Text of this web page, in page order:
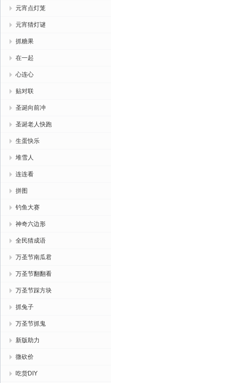
元宵点灯笼
元宵猜灯谜
抓糖果
在一起
心连心
贴对联
圣诞向前冲
圣诞老人快跑
生蛋快乐
堆雪人
连连看
拼图
钓鱼大赛
神奇六边形
全民猜成语
万圣节南瓜君
万圣节翻翻看
万圣节踩方块
抓兔子
万圣节抓鬼
新版助力
微砍价
吃货DIY